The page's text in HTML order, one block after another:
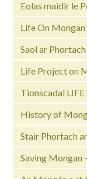
Eolas maidir le
Life On
Saol ar
Life Project on
Tionscadal
History of
Stair Phortach
Saving Mongan